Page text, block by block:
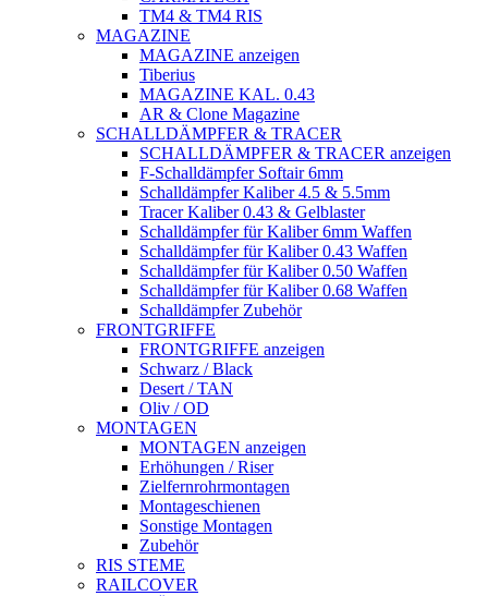
TM4 & TM4 RIS
MAGAZINE
MAGAZINE anzeigen
Tiberius
MAGAZINE KAL. 0.43
AR & Clone Magazine
SCHALLDÄMPFER & TRACER
SCHALLDÄMPFER & TRACER anzeigen
F-Schalldämpfer Softair 6mm
Schalldämpfer Kaliber 4.5 & 5.5mm
Tracer Kaliber 0.43 & Gelblaster
Schalldämpfer für Kaliber 6mm Waffen
Schalldämpfer für Kaliber 0.43 Waffen
Schalldämpfer für Kaliber 0.50 Waffen
Schalldämpfer für Kaliber 0.68 Waffen
Schalldämpfer Zubehör
FRONTGRIFFE
FRONTGRIFFE anzeigen
Schwarz / Black
Desert / TAN
Oliv / OD
MONTAGEN
MONTAGEN anzeigen
Erhöhungen / Riser
Zielfernrohrmontagen
Montageschienen
Sonstige Montagen
Zubehör
RIS STEME
RAILCOVER